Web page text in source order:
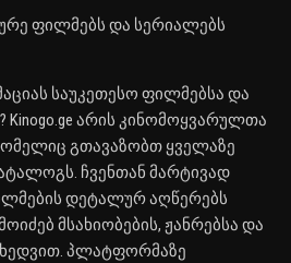
ფილმებს და სერიალებს
საუკეთესო ფილმებსა და
Kinogo.ge არის კინომოყვარულთა
გთავაზობთ ყველაზე
ჩვენთან მარტივად
დეტალურ აღწერებს
მსახიობების, ჟანრებსა და
პლატფორმაზე